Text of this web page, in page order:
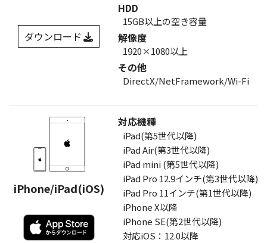
HDD
15GB以上の空き容量
解像度
1920×1080以上
その他
DirectX/NetFramework/Wi-Fi
ダウンロード
iPhone/iPad(iOS)
対応機種
iPad(第5世代以降)
iPad Air(第3世代以降)
iPad mini (第5世代以降)
iPad Pro 12.9インチ(第3世代以降)
iPad Pro 11インチ(第1世代以降)
iPhone X以降
iPhone SE(第2世代以降)
対応iOS：12.0以降